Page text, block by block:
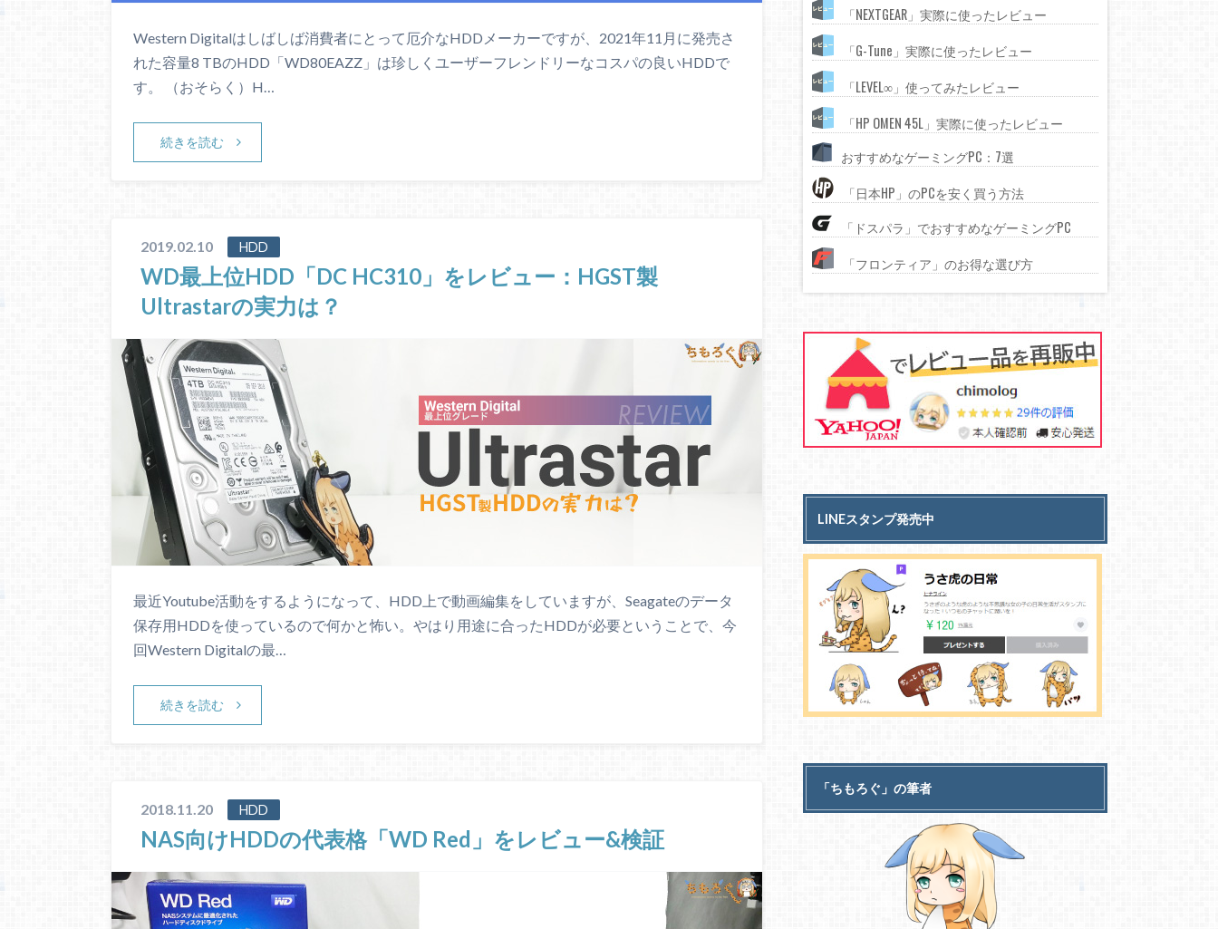
Western Digitalはしばしば消費者にとって厄介なHDDメーカーですが、2021年11月に発売さ
れた容量8 TBのHDD「WD80EAZZ」は珍しくユーザーフレンドリーなコスパの良いHDDで
す。 （おそらく）H…
続きを読む
2019.02.10 HDD
WD最上位HDD「DC HC310」をレビュー：HGST製
Ultrastarの実力は？
最近Youtube活動をするようになって、HDD上で動画編集をしていますが、Seagateのデータ
保存用HDDを使っているので何かと怖い。やはり用途に合ったHDDが必要ということで、今
回Western Digitalの最…
続きを読む
2018.11.20 HDD
NAS向けHDDの代表格「WD Red」をレビュー&検証
「NEXTGEAR」実際に使ったレビュー
「G-Tune」実際に使ったレビュー
「LEVEL∞」使ってみたレビュー
「HP OMEN 45L」実際に使ったレビュー
おすすめなゲーミングPC：7選
「日本HP」のPCを安く買う方法
「ドスパラ」でおすすめなゲーミングPC
「フロンティア」のお得な選び方
LINEスタンプ発売中
「ちもろぐ」の筆者